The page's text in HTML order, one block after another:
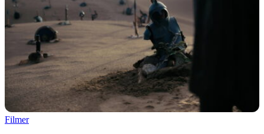
Filmer